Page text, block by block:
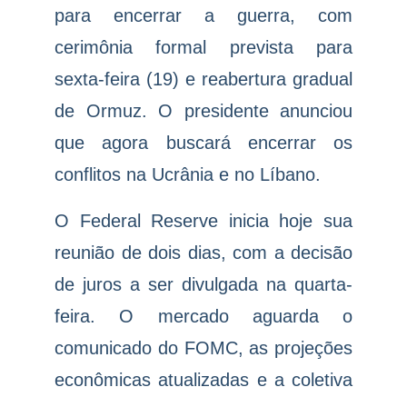
para encerrar a guerra, com
cerimônia formal prevista para
sexta-feira (19) e reabertura gradual
de Ormuz. O presidente anunciou
que agora buscará encerrar os
conflitos na Ucrânia e no Líbano.
O Federal Reserve inicia hoje sua
reunião de dois dias, com a decisão
de juros a ser divulgada na quarta-
feira. O mercado aguarda o
comunicado do FOMC, as projeções
econômicas atualizadas e a coletiva